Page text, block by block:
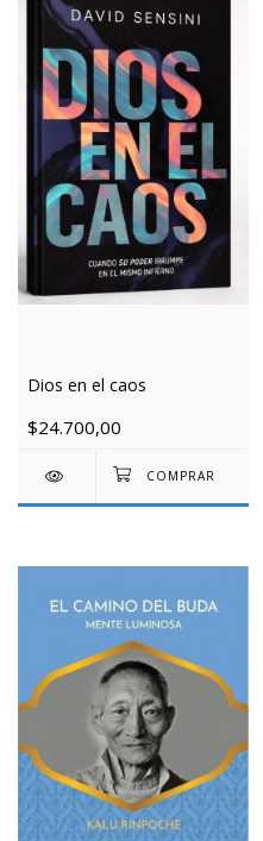
Dios en el caos
$24.700,00